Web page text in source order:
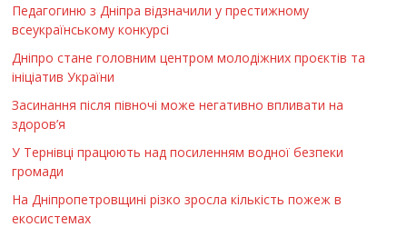
Педагогиню з Дніпра відзначили у престижному
всеукраїнському конкурсі
Дніпро стане головним центром молодіжних проєктів та
ініціатив України
Засинання після півночі може негативно впливати на
здоров’я
У Тернівці працюють над посиленням водної безпеки
громади
На Дніпропетровщині різко зросла кількість пожеж в
екосистемах